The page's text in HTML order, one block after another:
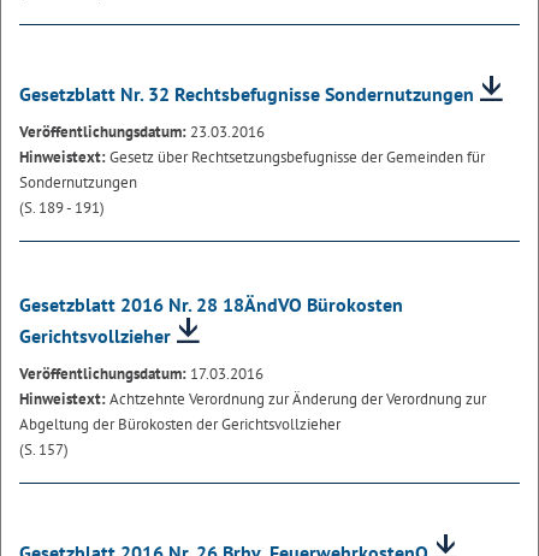
Gesetzblatt Nr. 32 Rechtsbefugnisse Sondernutzungen
Veröffentlichungsdatum: 23.03.2016
Hinweistext:Gesetz über Rechtsetzungsbefugnisse der Gemeinden für
Sondernutzungen
(S. 189 - 191)
Gesetzblatt 2016 Nr. 28 18ÄndVO Bürokosten
Gerichtsvollzieher
Veröffentlichungsdatum: 17.03.2016
Hinweistext:Achtzehnte Verordnung zur Änderung der Verordnung zur
Abgeltung der Bürokosten der Gerichtsvollzieher
(S. 157)